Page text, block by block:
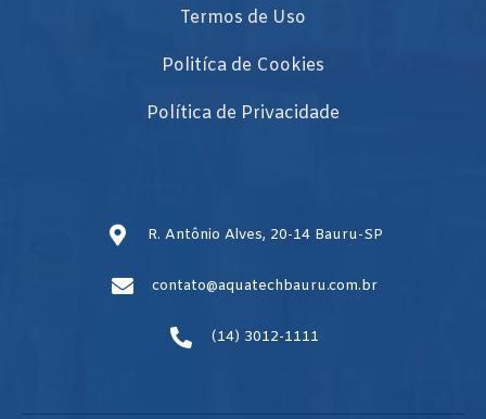
Termos de Uso
Politíca de Cookies
Política de Privacidade
R. Antônio Alves, 20-14 Bauru-SP
contato@aquatechbauru.com.br
(14) 3012-1111